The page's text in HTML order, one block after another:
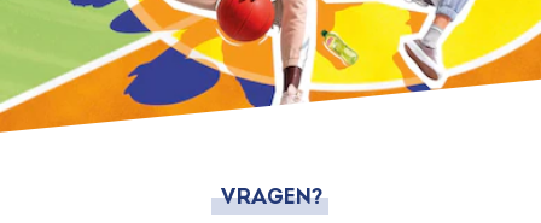
VRAGEN?